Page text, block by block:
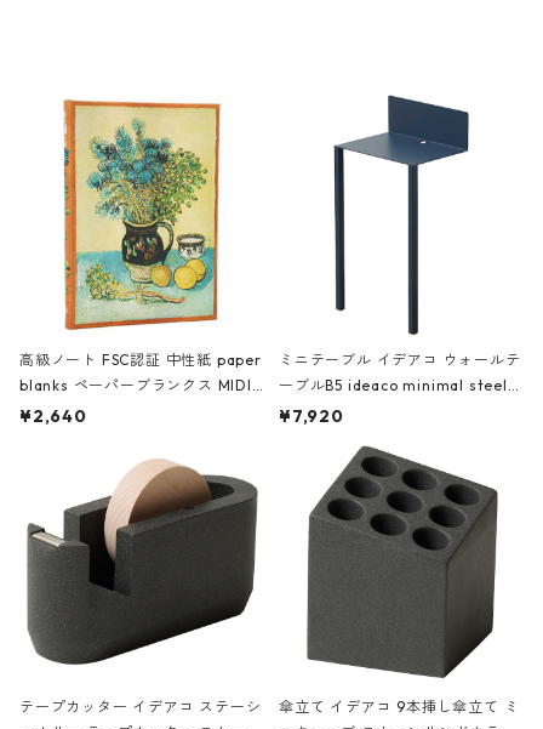
高級ノート FSC認証 中性紙 paper
blanks ペーパーブランクス MIDI
ハードカバー 罫線 ヴァン・ゴッホ
¥2,640
ミニテーブル イデアコ ウォールテ
ーブルB5 ideaco minimal steel f
urniture WALL Table B5 ネイビー
¥7,920
テープカッター イデアコ ステーシ
傘立て イデアコ 9本挿し傘立て ミ